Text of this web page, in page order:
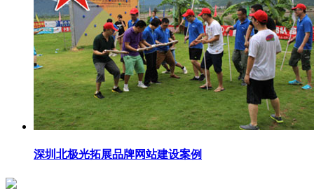
深圳北极光拓展品牌网站建设案例